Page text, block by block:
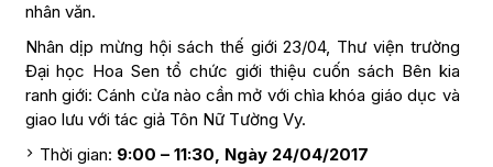
nhân văn.
Nhân dịp mừng hội sách thế giới 23/04, Thư viện trường
Đại học Hoa Sen tổ chức giới thiệu cuốn sách Bên kia
ranh giới: Cánh cửa nào cần mở với chìa khóa giáo dục và
giao lưu với tác giả Tôn Nữ Tường Vy.
Thời gian: 9:00 – 11:30, Ngày 24/04/2017